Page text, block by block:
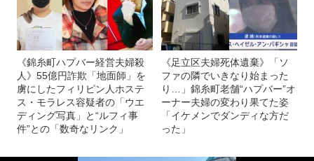
《錦糸町ハプバー経営夫婦殺
人》55億円詐欺「地面師」を
虜にしたフィリピン人ホステ
ス・モラレス容疑者の「ウエ
ディング写真」と“ルフィ事
件”との「数奇なリンク」
《足立区夫婦死体遺棄》「ソ
ファの隣でいきなり始まった
り…」錦糸町老舗“ハプバー”オ
ーナー夫婦の変わり果てた姿
「イケメンでダンディな方だ
った」